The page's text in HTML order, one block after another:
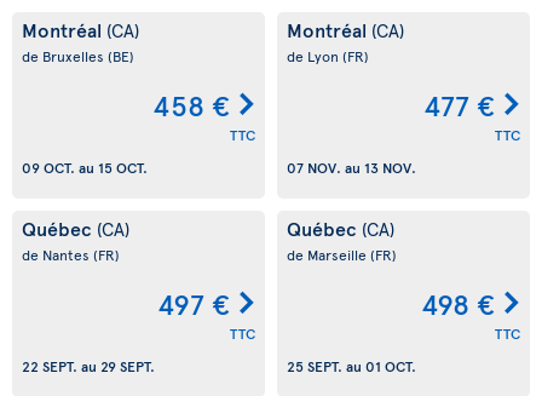
Montréal (CA)
de Bruxelles (BE)
458 €
TTC
09 OCT. au 15 OCT.
Montréal (CA)
de Lyon (FR)
477 €
TTC
07 NOV. au 13 NOV.
Québec (CA)
de Nantes (FR)
497 €
TTC
22 SEPT. au 29 SEPT.
Québec (CA)
de Marseille (FR)
498 €
TTC
25 SEPT. au 01 OCT.